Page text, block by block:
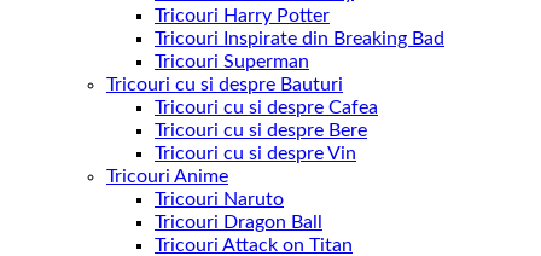
Tricouri Harry Potter
Tricouri Inspirate din Breaking Bad
Tricouri Superman
Tricouri cu si despre Bauturi
Tricouri cu si despre Cafea
Tricouri cu si despre Bere
Tricouri cu si despre Vin
Tricouri Anime
Tricouri Naruto
Tricouri Dragon Ball
Tricouri Attack on Titan